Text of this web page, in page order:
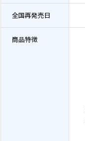
全国再発売日
商品特徴